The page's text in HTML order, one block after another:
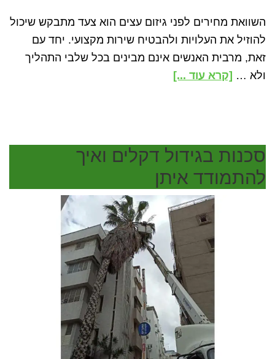
השוואת מחירים לפני גיזום עצים הוא צעד מתבקש שיכול
להוזיל את העלויות ולהבטיח שירות מקצועי. יחד עם
זאת, מרבית האנשים אינם מבינים בכל שלבי התהליך
ולא … [קרא עוד ...]about
מחירים
–
איך
להשוות
וממה
להיזהר
סכנות בגידול דקלים ואיך
להתמודד איתן